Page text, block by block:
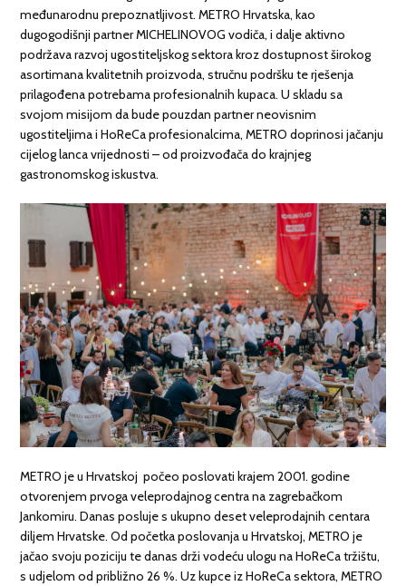
međunarodnu prepoznatljivost. METRO Hrvatska, kao
dugogodišnji partner MICHELINOVOG vodiča, i dalje aktivno
podržava razvoj ugostiteljskog sektora kroz dostupnost širokog
asortimana kvalitetnih proizvoda, stručnu podršku te rješenja
prilagođena potrebama profesionalnih kupaca. U skladu sa
svojom misijom da bude pouzdan partner neovisnim
ugostiteljima i HoReCa profesionalcima, METRO doprinosi jačanju
cijelog lanca vrijednosti – od proizvođača do krajnjeg
gastronomskog iskustva.
METRO je u Hrvatskoj počeo poslovati krajem 2001. godine
otvorenjem prvoga veleprodajnog centra na zagrebačkom
Jankomiru. Danas posluje s ukupno deset veleprodajnih centara
diljem Hrvatske. Od početka poslovanja u Hrvatskoj, METRO je
jačao svoju poziciju te danas drži vodeću ulogu na HoReCa tržištu,
s udjelom od približno 26 %. Uz kupce iz HoReCa sektora, METRO